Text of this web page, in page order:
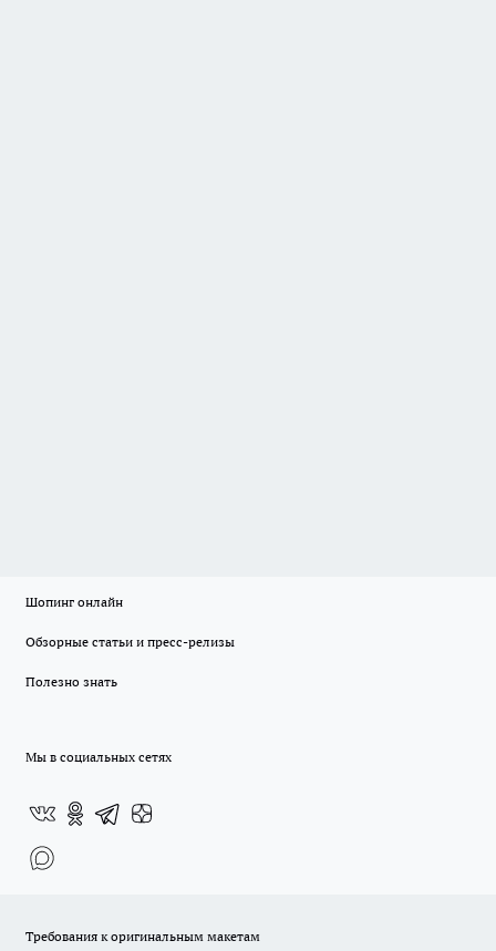
Шопинг онлайн
Обзорные статьи и пресс-релизы
Полезно знать
Мы в социальных сетях
Требования к оригинальным макетам